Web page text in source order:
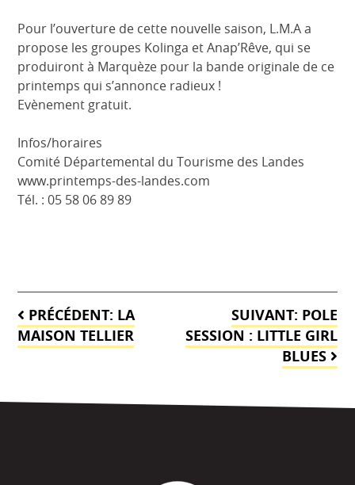
Pour l’ouverture de cette nouvelle saison, L.M.A a
propose les groupes Kolinga et Anap’Rêve, qui se
produiront à Marquèze pour la bande originale de ce
printemps qui s’annonce radieux !
Evènement gratuit.
Infos/horaires
Comité Départemental du Tourisme des Landes
www.printemps-des-landes.com
Tél. : 05 58 06 89 89
Navigation
de
PRÉCÉDENT: LA
MAISON TELLIER
SUIVANT: POLE
SESSION : LITTLE GIRL
BLUES